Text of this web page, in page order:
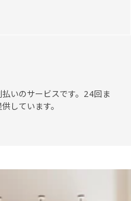
いのサービスです。24回ま
しています。